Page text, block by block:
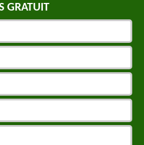
GRATUIT